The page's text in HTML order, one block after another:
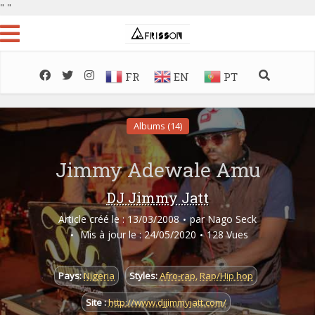
" "
FR EN PT
Albums (14)
Jimmy Adewale Amu
DJ Jimmy Jatt
Article créé le : 13/03/2008 par Nago Seck
Mis à jour le : 24/05/2020
128 Vues
Pays:Nigeria Styles:Afro-rap,Rap/Hip hop
Site :http://www.djjimmyjatt.com/